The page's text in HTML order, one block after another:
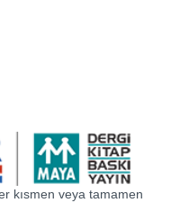
kısmen veya tamamen